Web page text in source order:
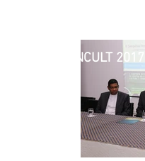
Imagens do SINCULT 2017